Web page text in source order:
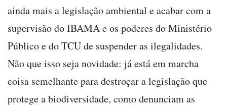
ainda mais a legislação ambiental e acabar com a
supervisão do IBAMA e os poderes do Ministério
Público e do TCU de suspender as ilegalidades.
Não que isso seja novidade: já está em marcha
coisa semelhante para destroçar a legislação que
protege a biodiversidade, como denunciam as